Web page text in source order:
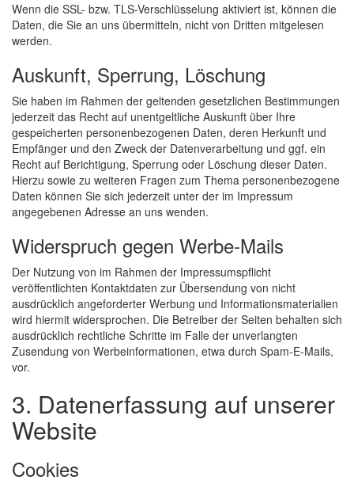
Wenn die SSL- bzw. TLS-Verschlüsselung aktiviert ist, können die
Daten, die Sie an uns übermitteln, nicht von Dritten mitgelesen
werden.
Auskunft, Sperrung, Löschung
Sie haben im Rahmen der geltenden gesetzlichen Bestimmungen
jederzeit das Recht auf unentgeltliche Auskunft über Ihre
gespeicherten personenbezogenen Daten, deren Herkunft und
Empfänger und den Zweck der Datenverarbeitung und ggf. ein
Recht auf Berichtigung, Sperrung oder Löschung dieser Daten.
Hierzu sowie zu weiteren Fragen zum Thema personenbezogene
Daten können Sie sich jederzeit unter der im Impressum
angegebenen Adresse an uns wenden.
Widerspruch gegen Werbe-Mails
Der Nutzung von im Rahmen der Impressumspflicht
veröffentlichten Kontaktdaten zur Übersendung von nicht
ausdrücklich angeforderter Werbung und Informationsmaterialien
wird hiermit widersprochen. Die Betreiber der Seiten behalten sich
ausdrücklich rechtliche Schritte im Falle der unverlangten
Zusendung von Werbeinformationen, etwa durch Spam-E-Mails,
vor.
3. Datenerfassung auf unserer
Website
Cookies